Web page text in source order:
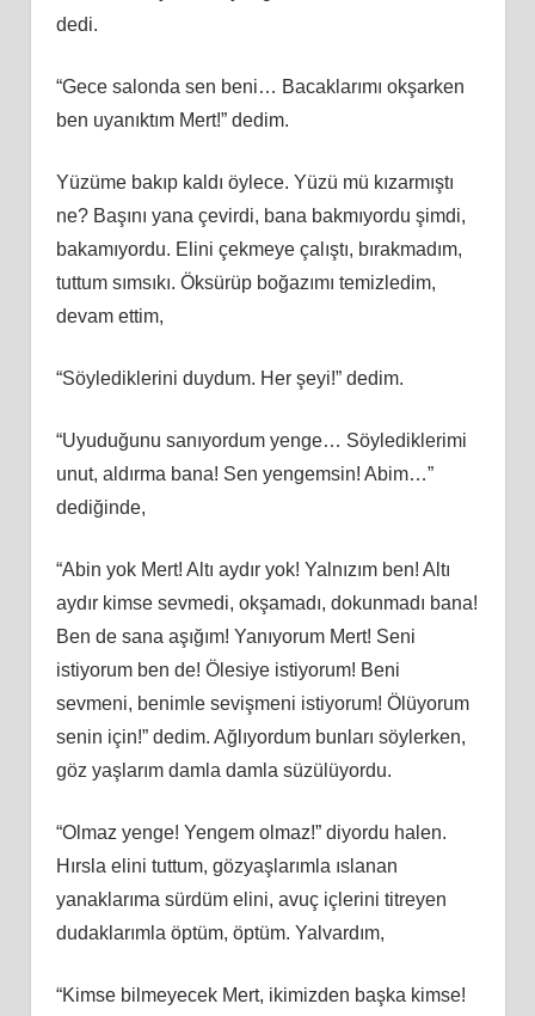
dedi.
“Gece salonda sen beni… Bacaklarımı okşarken
ben uyanıktım Mert!” dedim.
Yüzüme bakıp kaldı öylece. Yüzü mü kızarmıştı
ne? Başını yana çevirdi, bana bakmıyordu şimdi,
bakamıyordu. Elini çekmeye çalıştı, bırakmadım,
tuttum sımsıkı. Öksürüp boğazımı temizledim,
devam ettim,
“Söylediklerini duydum. Her şeyi!” dedim.
“Uyuduğunu sanıyordum yenge… Söylediklerimi
unut, aldırma bana! Sen yengemsin! Abim…”
dediğinde,
“Abin yok Mert! Altı aydır yok! Yalnızım ben! Altı
aydır kimse sevmedi, okşamadı, dokunmadı bana!
Ben de sana aşığım! Yanıyorum Mert! Seni
istiyorum ben de! Ölesiye istiyorum! Beni
sevmeni, benimle sevişmeni istiyorum! Ölüyorum
senin için!” dedim. Ağlıyordum bunları söylerken,
göz yaşlarım damla damla süzülüyordu.
“Olmaz yenge! Yengem olmaz!” diyordu halen.
Hırsla elini tuttum, gözyaşlarımla ıslanan
yanaklarıma sürdüm elini, avuç içlerini titreyen
dudaklarımla öptüm, öptüm. Yalvardım,
“Kimse bilmeyecek Mert, ikimizden başka kimse!